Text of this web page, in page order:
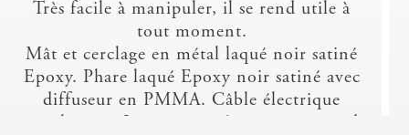
Très facile à manipuler, il se rend utile à
tout moment.
Mât et cerclage en métal laqué noir satiné
Epoxy. Phare laqué Epoxy noir satiné avec
diffuseur en PMMA. Câble électrique
textile noir. Interrupteur/ variateur à pied